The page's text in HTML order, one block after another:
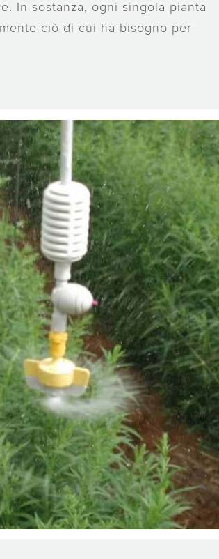
In sostanza, ogni singola pianta
ciò di cui ha bisogno per